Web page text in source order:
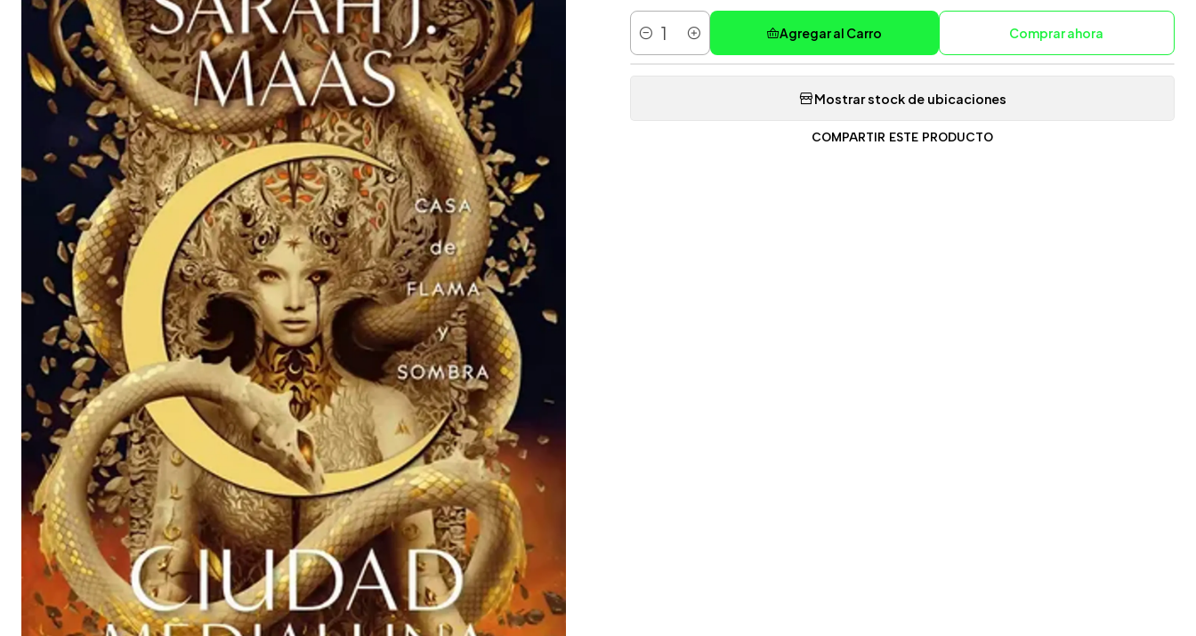
Cantidad
Agregar al Carro Comprar ahora
Mostrar stock de ubicaciones
COMPARTIR ESTE PRODUCTO